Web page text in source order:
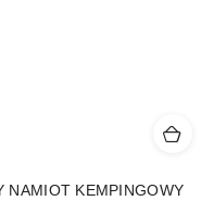
NAMIOT KEMPINGOWY